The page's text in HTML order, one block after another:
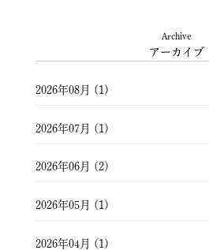
Archive
アーカイブ
2026年08月 (1)
2026年07月 (1)
2026年06月 (2)
2026年05月 (1)
2026年04月 (1)